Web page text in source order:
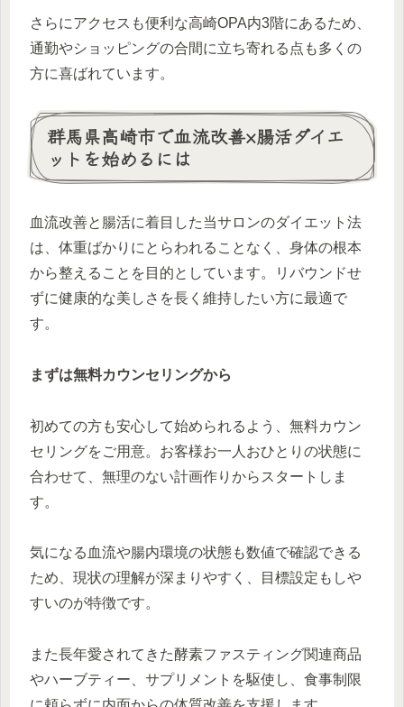
さらにアクセスも便利な高崎OPA内3階にあるため、
通勤やショッピングの合間に立ち寄れる点も多くの
方に喜ばれています。
群馬県高崎市で血流改善×腸活ダイエ
ットを始めるには
血流改善と腸活に着目した当サロンのダイエット法
は、体重ばかりにとらわれることなく、身体の根本
から整えることを目的としています。リバウンドせ
ずに健康的な美しさを長く維持したい方に最適で
す。
まずは無料カウンセリングから
初めての方も安心して始められるよう、無料カウン
セリングをご用意。お客様お一人おひとりの状態に
合わせて、無理のない計画作りからスタートしま
す。
気になる血流や腸内環境の状態も数値で確認できる
ため、現状の理解が深まりやすく、目標設定もしや
すいのが特徴です。
また長年愛されてきた酵素ファスティング関連商品
やハーブティー、サプリメントを駆使し、食事制限